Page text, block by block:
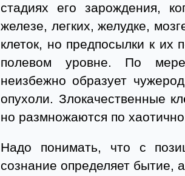
стадиях его зарождения,
железе, легких, желудке,
клеток, но предпосылки к их
полевом уровне. По
неизбежно образует
опухоли. Злокачественные
но размножаются по
Надо понимать, что с
сознание определяет бытие,